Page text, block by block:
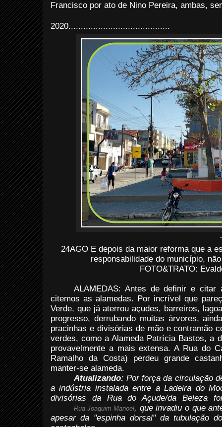
Francisco por ato de Nino Pereira, ambas,
2020.........................................
24AGO E depois da maior reforma que a
responsabilidade do município,
FOTO&TRATO:
ALAMEDAS: Antes de definir e citar
citemos as alamedas. Por incrível que
Verde, que já aterrou açudes, barreiros,
progresso, derrubando muitas árvores,
pracinhas e divisórias de mão e contramão
verdes, como a Alameda Patrícia Bastos, a
provavelmente a mais extensa. A Rua do
Ramalho da Costa) perdeu grande
manter-se alameda.
Atualizando: Por força da circulação
a indústria instalada entre a Ladeira do
divisórias da Rua do Açude/da Beleza
Rua Joaquim Manoel, que invadiu o que
apesar da "espinha dorsal" da tubulação